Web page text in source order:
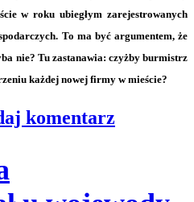
w roku ubiegłym zarejestrowanych
To ma być argumentem, że
nie? Tu zastanawia: czyżby burmistrz
każdej nowej firmy w mieście?
komentarz